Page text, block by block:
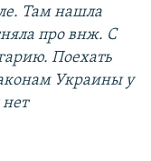
Там нашла
про внж. С
Поехать
Украины у